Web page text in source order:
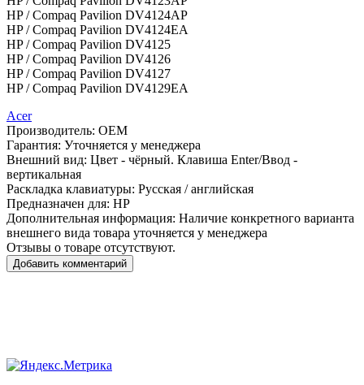
HP / Compaq Pavilion DV4124AP
HP / Compaq Pavilion DV4124EA
HP / Compaq Pavilion DV4125
HP / Compaq Pavilion DV4126
HP / Compaq Pavilion DV4127
HP / Compaq Pavilion DV4129EA
Acer
Производитель: OEM
Гарантия: Уточняется у менеджера
Внешний вид: Цвет - чёрный. Клавиша Enter/Ввод -
вертикальная
Раскладка клавиатуры: Русская / английская
Предназначен для: HP
Дополнительная информация: Наличие конкретного варианта
внешнего вида товара уточняется у менеджера
Отзывы о товаре отсутствуют.
Добавить комментарий